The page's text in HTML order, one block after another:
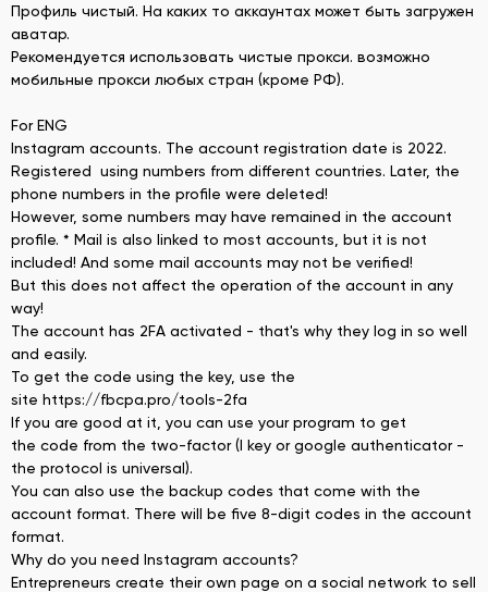
Профиль чистый. На каких то аккаунтах может быть загружен
аватар.
Рекомендуется использовать чистые прокси. возможно
мобильные прокси любых стран (кроме РФ).
For ENG
Instagram accounts. The account registration date is 2022.
Registered using numbers from different countries. Later, the
phone numbers in the profile were deleted!
However, some numbers may have remained in the account
profile. * Mail is also linked to most accounts, but it is not
included! And some mail accounts may not be verified!
But this does not affect the operation of the account in any
way!
The account has 2FA activated - that's why they log in so well
and easily.
To get the code using the key, use the
site https://fbcpa.pro/tools-2fa
If you are good at it, you can use your program to get
the code from the two-factor (I key or google authenticator -
the protocol is universal).
You can also use the backup codes that come with the
account format. There will be five 8-digit codes in the account
format.
Why do you need Instagram accounts?
Entrepreneurs create their own page on a social network to sell